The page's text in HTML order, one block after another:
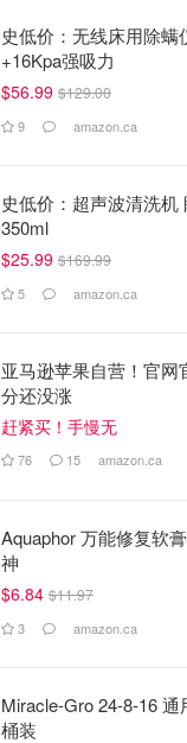
史低价：无线床用除
+16Kpa强吸力
$56.99 $129.00
9 amazon.ca
史低价：超声波清洗
350ml
$25.99 $169.99
5 amazon.ca
亚马逊苹果自营！官网
分还没涨
赶紧买！手慢无
76 15 amazon.ca
Aquaphor 万能修复软
神
$6.84 $11.97
3 amazon.ca
Miracle-Gro 24-8-16
桶装